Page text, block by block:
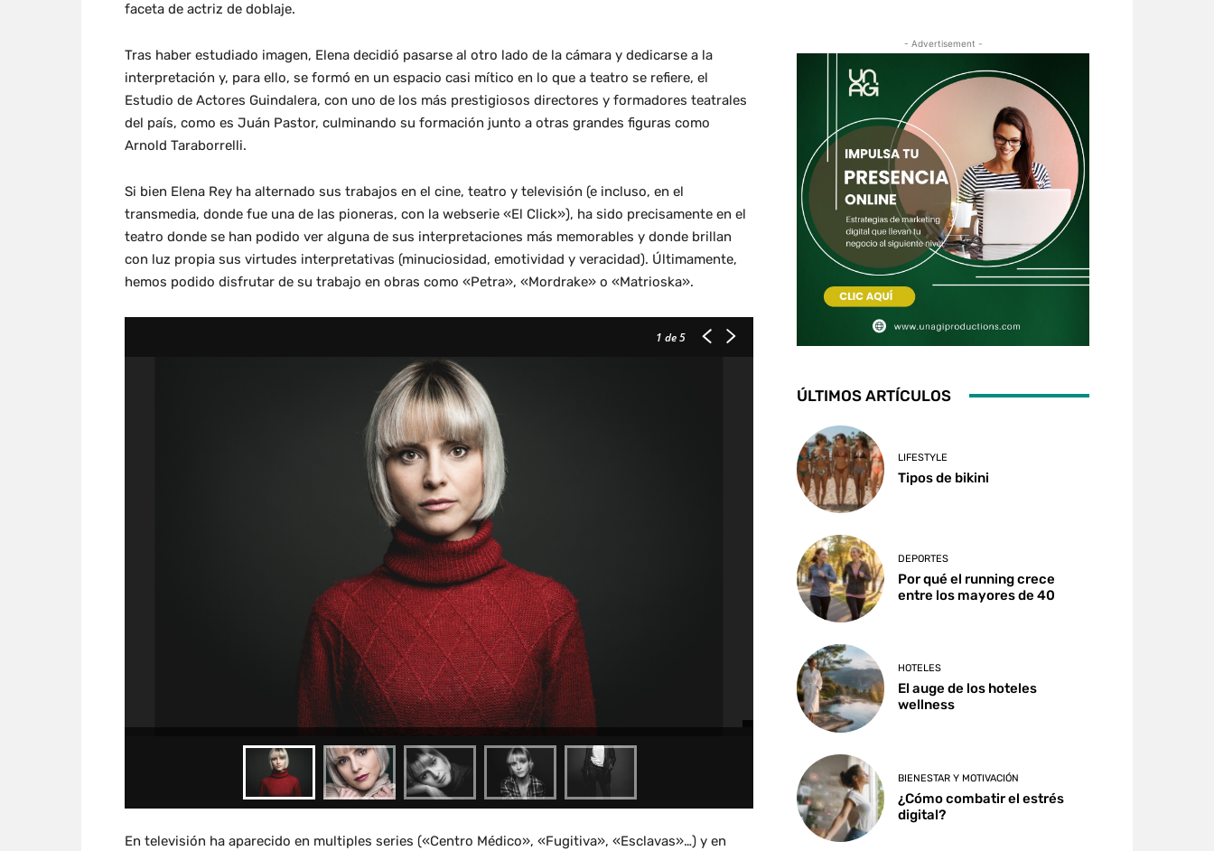
faceta de actriz de doblaje.
Tras haber estudiado imagen, Elena decidió pasarse al otro lado de la cámara y dedicarse a la
interpretación y, para ello, se formó en un espacio casi mítico en lo que a teatro se refiere, el
Estudio de Actores Guindalera, con uno de los más prestigiosos directores y formadores teatrales
del país, como es Juán Pastor, culminando su formación junto a otras grandes figuras como
Arnold Taraborrelli.
Si bien Elena Rey ha alternado sus trabajos en el cine, teatro y televisión (e incluso, en el
transmedia, donde fue una de las pioneras, con la webserie «El Click»), ha sido precisamente en el
teatro donde se han podido ver alguna de sus interpretaciones más memorables y donde brillan
con luz propia sus virtudes interpretativas (minuciosidad, emotividad y veracidad). Últimamente,
hemos podido disfrutar de su trabajo en obras como «Petra», «Mordrake» o «Matrioska».
1 de 5
En televisión ha aparecido en multiples series («Centro Médico», «Fugitiva», «Esclavas»…) y en
- Advertisement -
ÚLTIMOS ARTÍCULOS
LIFESTYLE
Tipos de bikini
DEPORTES
Por qué el running crece
entre los mayores de 40
HOTELES
El auge de los hoteles
wellness
BIENESTAR Y MOTIVACIÓN
¿Cómo combatir el estrés
digital?